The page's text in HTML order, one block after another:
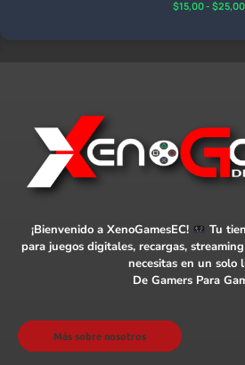
$15,00- $25,00
¡Bienvenido a XenoGamesEC!
Tu
para juegos digitales, recargas,
necesitas en un solo
De Gamers Para
Más sobre nosotros